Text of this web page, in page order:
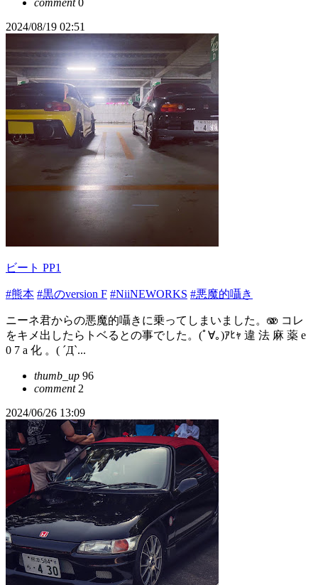
comment0
2024/08/19 02:51
ビート PP1
#熊本 #黒のversion F #NiiNEWORKS #悪魔的囁き
ニーネ君からの悪魔的囁きに乗ってしまいました。🫨 コレ
をキメ出したらトベるとの事でした。(ﾟ∀｡)ｱﾋｬ 違 法 麻 薬 e
0 7 a 化 。( ´Д`...
thumb_up 96
comment2
2024/06/26 13:09